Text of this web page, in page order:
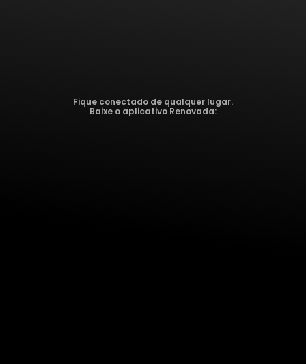
Fique conectado de qualquer lugar.
Baixe o aplicativo Renovada: